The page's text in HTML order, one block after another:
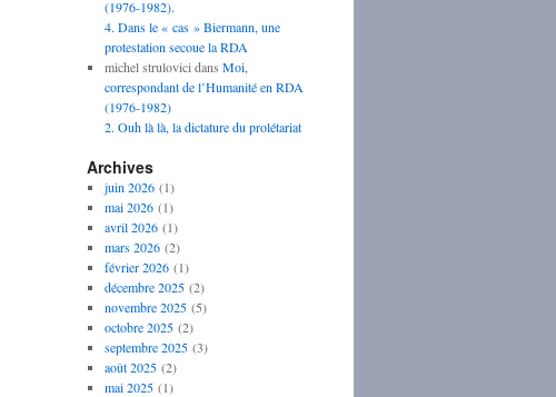
(1976-1982).
4. Dans le « cas » Biermann, une
protestation secoue la RDA
michel strulovici dans Moi,
correspondant de l’Humanité en RDA
(1976-1982)
2. Ouh là là, la dictature du prolétariat
Archives
juin 2026(1)
mai 2026(1)
avril 2026(1)
mars 2026(2)
février 2026(1)
décembre 2025(2)
novembre 2025(5)
octobre 2025(2)
septembre 2025(3)
août 2025(2)
mai 2025(1)